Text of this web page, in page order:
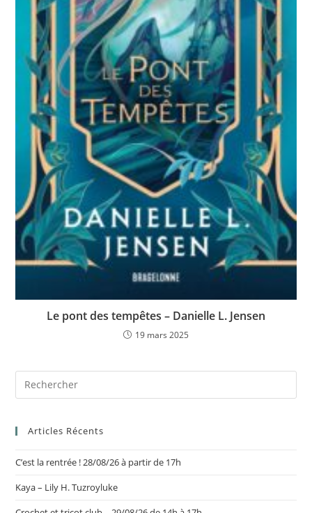
Le pont des tempêtes – Danielle L. Jensen
19 mars 2025
Articles Récents
C’est la rentrée ! 28/08/26 à partir de 17h
Kaya – Lily H. Tuzroyluke